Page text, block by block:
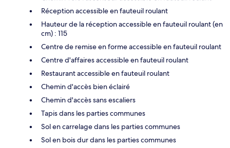
Réception accessible en fauteuil roulant
Hauteur de la réception accessible en fauteuil roulant (en
cm) : 115
Centre de remise en forme accessible en fauteuil roulant
Centre d'affaires accessible en fauteuil roulant
Restaurant accessible en fauteuil roulant
Chemin d'accès bien éclairé
Chemin d'accès sans escaliers
Tapis dans les parties communes
Sol en carrelage dans les parties communes
Sol en bois dur dans les parties communes